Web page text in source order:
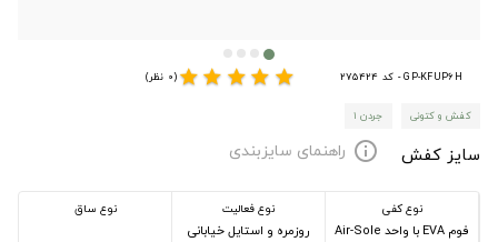
GP-KFUP6H - کد 275424 star
star
star
star
star(0 نظر)
کفش و کتونی جردن ۱
سایز کفش info راهنمای سایزبندی
نوع کفی
فوم EVA با واحد Air-Sole
نوع فعالیت
روزمره و استایل خیابانی
نوع ساق